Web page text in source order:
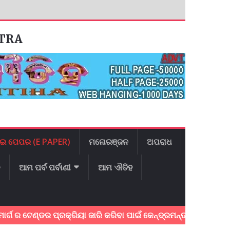
ଇ ପେପର (E PAPER) ମନୋରଞ୍ଜନ ଅପରାଧ
ଆମ ପର୍ବ ପର୍ବାଣୀ ଆମ ଐତିହ
ପ୍ରକ୍ରିୟା ଜାରି କରିବା ପାଇଁ କେନ୍ଦ୍ରମନ୍ତ୍ରୀ ଶ୍ରୀ ନିତିନ